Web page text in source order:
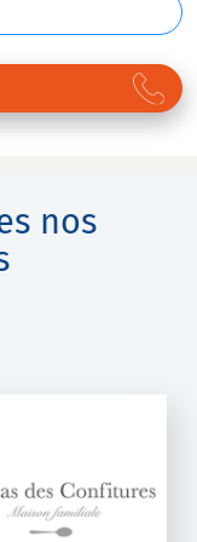
nos